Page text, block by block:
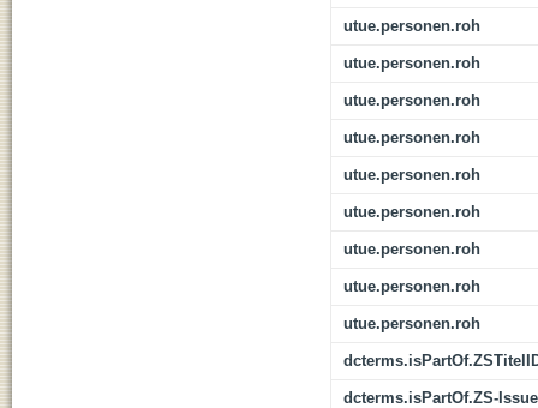
utue.personen.roh
utue.personen.roh
utue.personen.roh
utue.personen.roh
utue.personen.roh
utue.personen.roh
utue.personen.roh
utue.personen.roh
utue.personen.roh
dcterms.isPartOf.ZS-Issue